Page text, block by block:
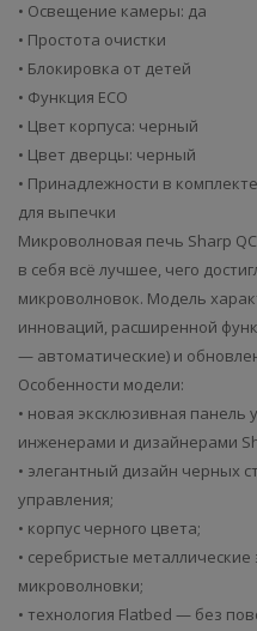
• Освещение камеры: да
• Простота очистки
• Блокировка от детей
• Функция ECO
• Цвет корпуса: черный
• Цвет дверцы: черный
• Принадлежности в
для выпечки
Микроволновая печь Sharp
в себя всё лучшее, чего
микроволновок. Модель
инноваций, расширенной
— автоматические) и
Особенности модели:
• новая эксклюзивная панель
инженерами и дизайнерами
• элегантный дизайн черных
управления;
• корпус черного цвета;
• серебристые
микроволновки;
• технология Flatbed — без